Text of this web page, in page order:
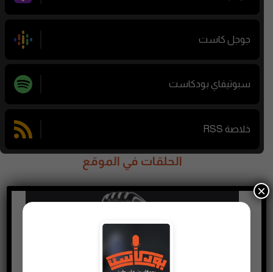
جوجل كاست
سبوتيفاي بودكاست
خلاصة RSS
الحلقات في الموقع
×